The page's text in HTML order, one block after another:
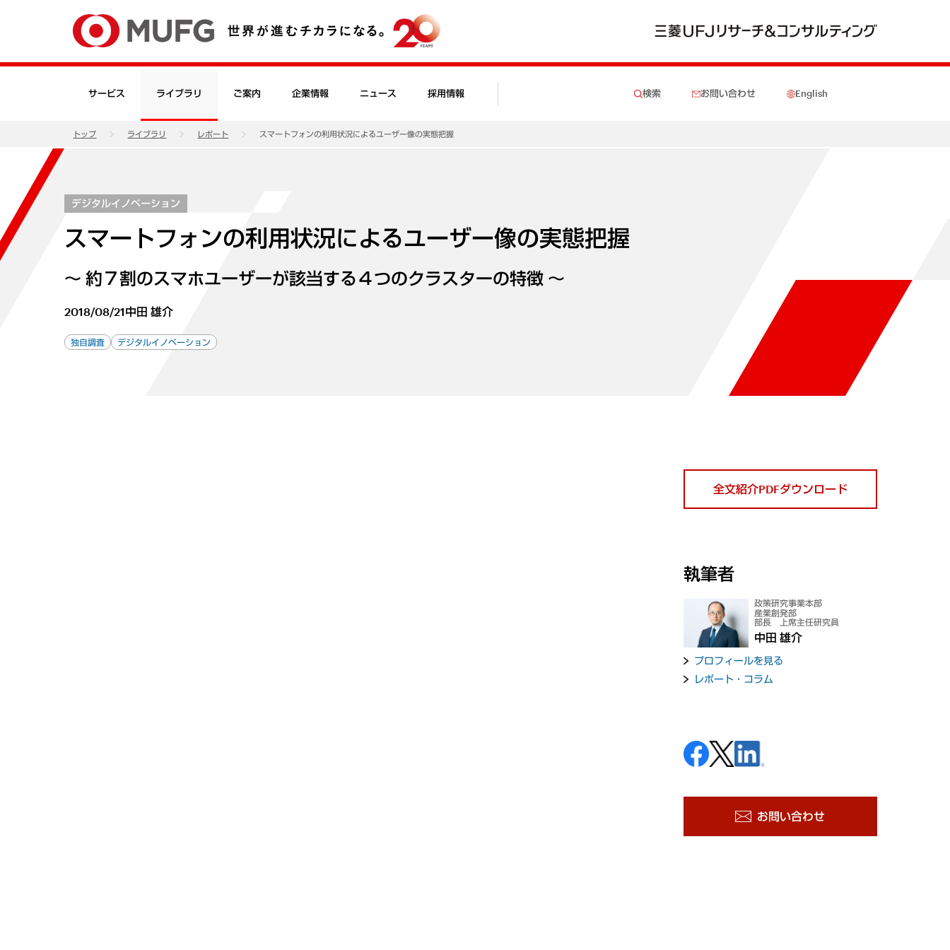
サービス ライブラリ ご案内 企業情報 ニュース 採用情報 検索 お問い合わせ English
トップ ライブラリ レポート スマートフォンの利用状況によるユーザー像の実態把握
デジタルイノベーション
スマートフォンの利用状況によるユーザー像の実態把握
～ 約７割のスマホユーザーが該当する４つのクラスターの特徴 ～
2018/08/21中田 雄介
独自調査 デジタルイノベーション
全文紹介PDFダウンロード
執筆者
政策研究事業本部
産業創発部
部長 上席主任研究員
中田 雄介
プロフィールを見る
レポート・コラム
お問い合わせ